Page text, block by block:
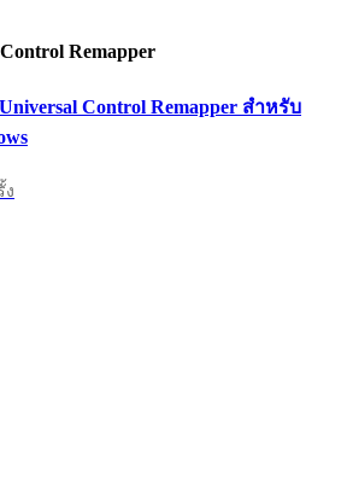
Remapper
Control Remapper สำหรับ
ง